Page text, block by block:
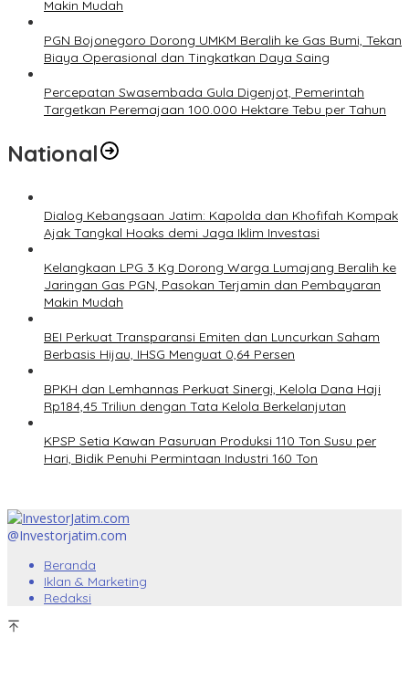
Makin Mudah
PGN Bojonegoro Dorong UMKM Beralih ke Gas Bumi, Tekan
Biaya Operasional dan Tingkatkan Daya Saing
Percepatan Swasembada Gula Digenjot, Pemerintah
Targetkan Peremajaan 100.000 Hektare Tebu per Tahun
National
Dialog Kebangsaan Jatim: Kapolda dan Khofifah Kompak
Ajak Tangkal Hoaks demi Jaga Iklim Investasi
Kelangkaan LPG 3 Kg Dorong Warga Lumajang Beralih ke
Jaringan Gas PGN, Pasokan Terjamin dan Pembayaran
Makin Mudah
BEI Perkuat Transparansi Emiten dan Luncurkan Saham
Berbasis Hijau, IHSG Menguat 0,64 Persen
BPKH dan Lemhannas Perkuat Sinergi, Kelola Dana Haji
Rp184,45 Triliun dengan Tata Kelola Berkelanjutan
KPSP Setia Kawan Pasuruan Produksi 110 Ton Susu per
Hari, Bidik Penuhi Permintaan Industri 160 Ton
@Investorjatim.com
Beranda
Iklan & Marketing
Redaksi